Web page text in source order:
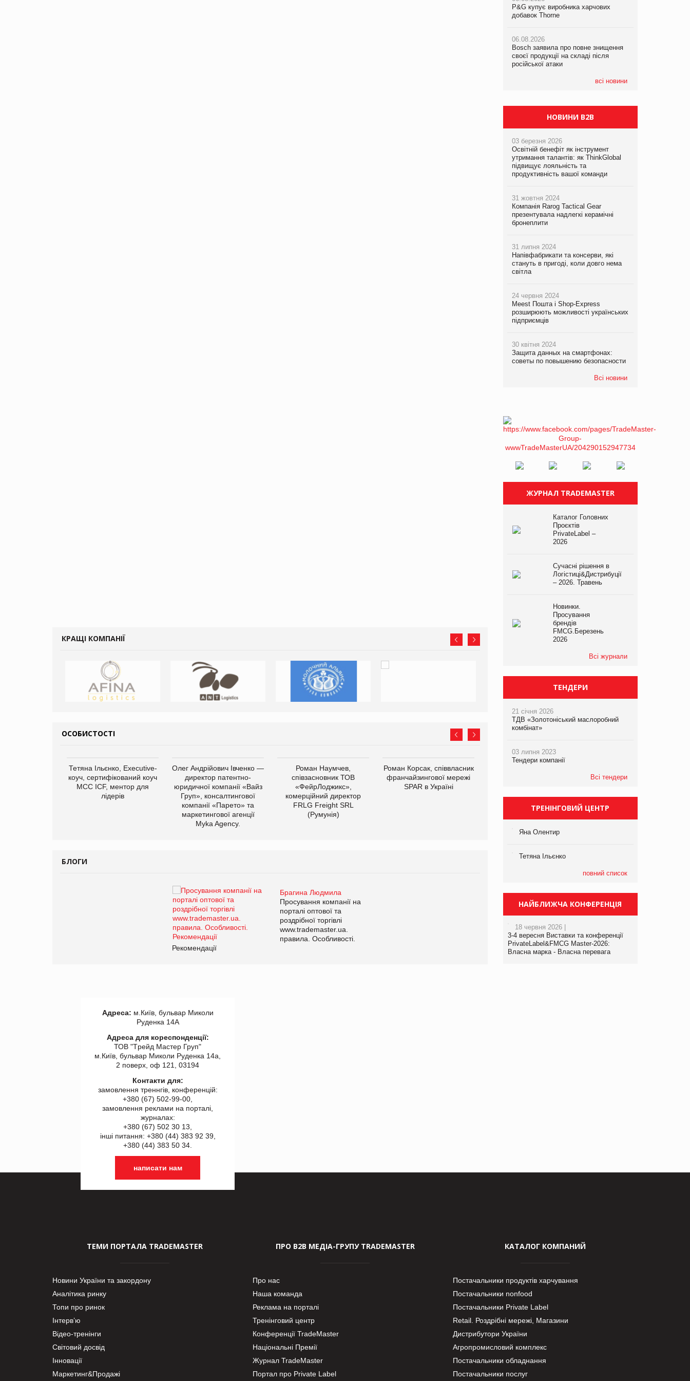
КРАЩІ КОМПАНІЇ
ОСОБИСТОСТІ
Тетяна Ільєнко, Executive-
коуч, сертифікований коуч
МСС ICF, ментор для
лідерів
Олег Андрійович Івченко —
директор патентно-
юридичної компанії «Вайз
Груп», консалтингової
компанії «Парето» та
маркетингової агенції
Myka Agency.
Роман Наумчев,
співзасновник ТОВ
«ФейрЛоджикс»,
комерційний директор
FRLG Freight SRL
(Румунія)
Роман Корсак, співвласник
франчайзингової мережі
SPAR в Україні
виробництва
компанії «УкраМарин»
БЛОГИ
Брагина Людмила
Просування компанії на
порталі оптової та
роздрібної торгівлі
www.trademaster.ua.
правила. Особливості.
Рекомендації
Брагина Людмила
Просування компанії на
www.trademaster.ua.
правила. Особливості.
P&G купує виробника харчових
добавок Thorne
06.08.2026
Bosch заявила про повне знищення
своєї продукції на складі після
російської атаки
всі новини
у VARUS з’явилися новинки від ТМ
ТОКЕРИ
Сергій Лісунов про заморожені
P&G купує виробника харчових
добавок Thorne
06.08.2026
Bosch заявила про повне знищення
своєї продукції на складі після
російської атаки
НОВИНИ B2B
03 березня 2026
Освітній бенефіт як інструмент
утримання талантів: як ThinkGlobal
підвищує лояльність та
продуктивність вашої команди
31 жовтня 2024
Компанія Rarog Tactical Gear
презентувала надлегкі керамічні
бронеплити
31 липня 2024
Напівфабрикати та консерви, які
стануть в пригоді, коли довго нема
світла
24 червня 2024
Meest Пошта і Shop-Express
розширюють можливості українських
підприємців
30 квітня 2024
Защита данных на смартфонах:
советы по повышению безопасности
Всі новини
ЖУРНАЛ TRADEMASTER
Каталог Головних
Проєктів
PrivateLabel –
2026
Сучасні рішення в
Логістиці&Дистрибуції
– 2026. Травень
Новинки.
Просування
брендів
FMCG.Березень
2026
Всі журнали
ТЕНДЕРИ
21 січня 2026
ТДВ «Золотоніський маслоробний
комбінат»
03 липня 2023
Тендери компанії
Всі тендери
ТРЕНІНГОВИЙ ЦЕНТР
Яна Олентир
Тетяна Ільєнко
повний список
НАЙБЛИЖЧА КОНФЕРЕНЦІЯ
18 червня 2026 |
3-4 вересня Виставки та конференції
PrivateLabel&FMCG Master-2026:
Власна марка - Власна перевага
Адреса: м.Київ, бульвар Миколи
Руденка 14А
Адреса для кореспонденції:
ТОВ "Tрейд Мастер Груп"
м.Київ, бульвар Миколи Руденка 14а,
2 поверх, оф 121, 03194
Контакти для:
замовлення треннгів, конференцій:
+380 (67) 502-99-00,
замовлення реклами на порталі,
журналах:
+380 (67) 502 30 13,
інші питання: +380 (44) 383 92 39,
+380 (44) 383 50 34.
написати нам
ТЕМИ ПОРТАЛА TRADEMASTER
Новини України та закордону
Аналітика ринку
Топи про ринок
Інтерв’ю
Відео-тренінги
Світовий досвід
Інновації
Маркетинг&Продажі
ПРО В2В МЕДІА-ГРУПУ TRADEMASTER
Про нас
Наша команда
Реклама на порталі
Тренінговий центр
Конференції TradeMaster
Національні Премії
Журнал TradeMaster
Портал про Private Label
КАТАЛОГ КОМПАНИЙ
Постачальники продуктів харчування
Постачальники nonfood
Постачальники Private Label
Retail. Роздрібні мережі, Магазини
Дистрибутори України
Агропромисловий комплекс
Постачальники обладнання
Постачальники послуг